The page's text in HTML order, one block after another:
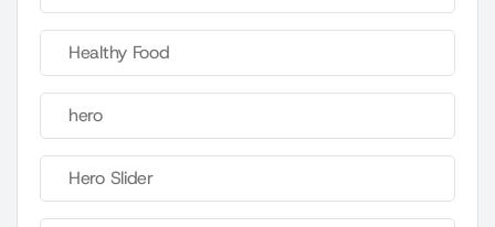
Healthy Food
hero
Hero Slider